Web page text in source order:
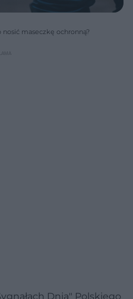
nosić maseczkę ochronną?
Dnia" Polskiego